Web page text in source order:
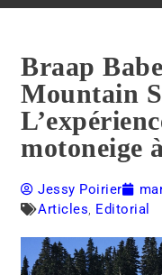
Braap
Mountain
motoneige
Jessy Poirier
Articles, Editorial